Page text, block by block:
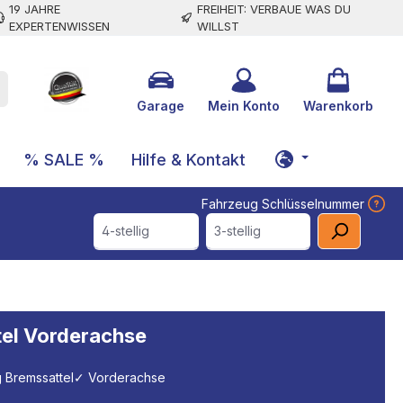
19 JAHRE
EXPERTENWISSEN
FREIHEIT: VERBAUE WAS DU
WILLST
Garage Mein Konto Warenkorb
% SALE % Hilfe & Kontakt
Fahrzeug Schlüsselnummer
4-stellig 3-stellig
Vorderachse
✓ Vorderachse